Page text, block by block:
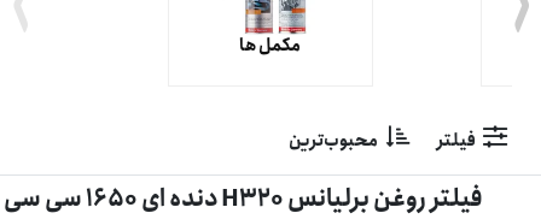
مکمل ها
فیلتر محبوب‌ترین
فیلتر روغن برلیانس H320 دنده ای 1650 سی سی